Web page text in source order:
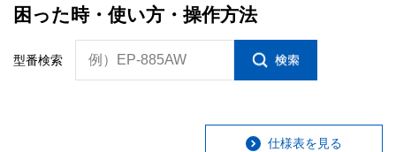
困った時・使い方・操作方法
型番検索 例）EP-885AW
仕様表を見る